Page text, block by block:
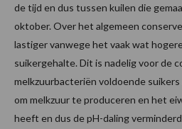
de tijd en dus tussen kuilen die
oktober. Over het algemeen
lastiger vanwege het vaak wat
suikergehalte. Dit is nadelig voor de
melkzuurbacteriën voldoende
om melkzuur te produceren en het
heeft en dus de pH-daling